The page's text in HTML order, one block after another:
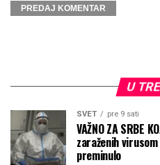
U
SVET pre 9 sati
VAŽNO ZA SRBE
zaraženih
preminulo